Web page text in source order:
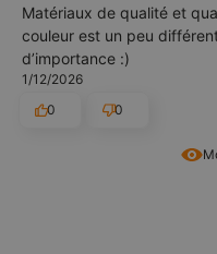
Matériaux de qualité et
couleur est un peu
d’importance :)
1/12/2026
0
0